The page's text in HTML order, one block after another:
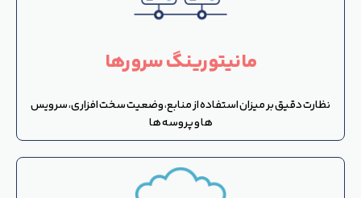
مانیتورینگ سرورها
نظارت دقیق بر میزان استفاده از منابع، وضعیت سخت افزاری، سرویس
ها و پروسه ها